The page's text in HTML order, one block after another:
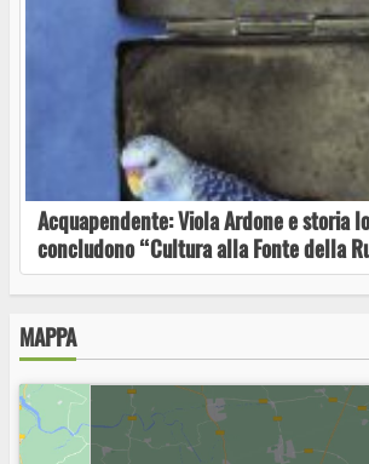
Acquapendente: Viola Ardone e storia
concludono “Cultura alla Fonte della
MAPPA
Musicalia 2026: “la
Nino Taranto al “Terme
Show – Notti di Musica e
Tuscia